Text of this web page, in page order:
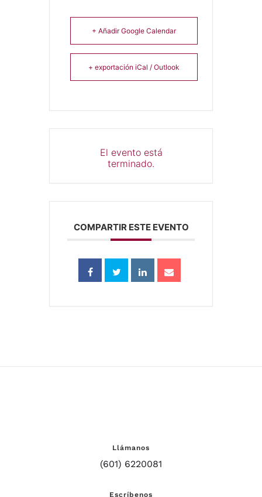
+ Añadir Google Calendar
+ exportación iCal / Outlook
El evento está
terminado.
COMPARTIR ESTE EVENTO
Llámanos
(601) 6220081
Escríbenos